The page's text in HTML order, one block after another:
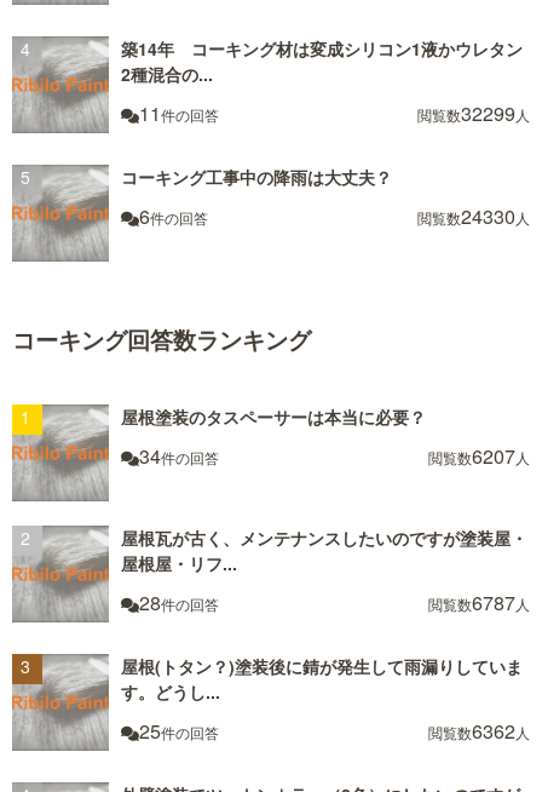
築14年 コーキング材は変成シリコン1液かウレタン
2種混合の...
11件の回答 閲覧数32299 人
コーキング工事中の降雨は大丈夫？
6件の回答 閲覧数24330 人
コーキング回答数ランキング
屋根塗装のタスペーサーは本当に必要？
34件の回答 閲覧数6207人
屋根瓦が古く、メンテナンスしたいのですが塗装屋・
屋根屋・リフ...
28件の回答 閲覧数6787人
屋根(トタン？)塗装後に錆が発生して雨漏りしていま
す。どうし...
25件の回答 閲覧数6362人